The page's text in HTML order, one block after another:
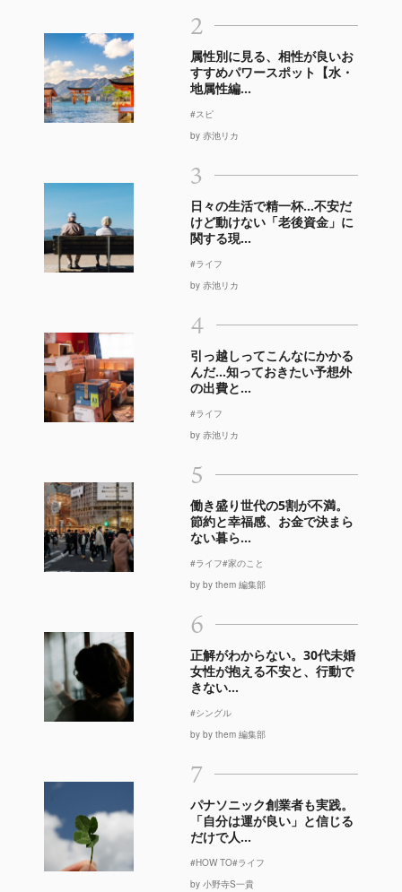
2
属性別に見る、相性が良いお
すすめパワースポット【水・
地属性編...
#スピ
by 赤池リカ
3
日々の生活で精一杯…不安だ
けど動けない「老後資金」に
関する現...
#ライフ
by 赤池リカ
4
引っ越しってこんなにかかる
んだ…知っておきたい予想外
の出費と...
#ライフ
by 赤池リカ
5
働き盛り世代の5割が不満。
節約と幸福感、お金で決まら
ない暮ら...
#ライフ#家のこと
by by them 編集部
6
正解がわからない。30代未婚
女性が抱える不安と、行動で
きない...
#シングル
by by them 編集部
7
パナソニック創業者も実践。
「自分は運が良い」と信じる
だけで人...
#HOW TO#ライフ
by 小野寺S一貴